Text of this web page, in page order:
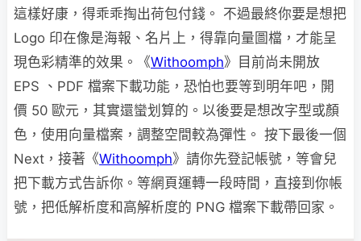
這樣好康，得乖乖掏出荷包付錢。 不過最終你要是想把
Logo 印在像是海報、名片上，得靠向量圖檔，才能呈
現色彩精準的效果。《Withoomph》目前尚未開放
EPS 、PDF 檔案下載功能，恐怕也要等到明年吧，開
價 50 歐元，其實還蠻划算的。以後要是想改字型或顏
色，使用向量檔案，調整空間較為彈性。 按下最後一個
Next，接著《Withoomph》請你先登記帳號，等會兒
把下載方式告訴你。等網頁運轉一段時間，直接到你帳
號，把低解析度和高解析度的 PNG 檔案下載帶回家。